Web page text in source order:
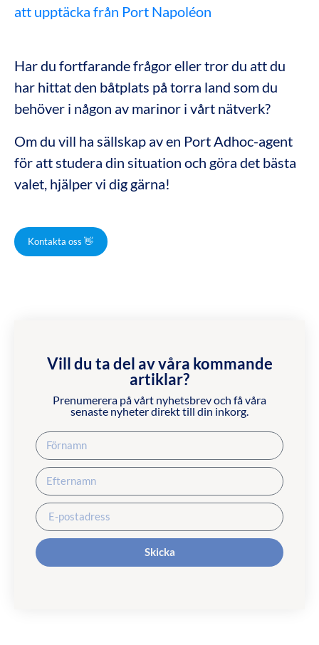
att upptäcka från Port Napoléon
Har du fortfarande frågor eller tror du att du
har hittat den båtplats på torra land som du
behöver i någon av marinor i vårt nätverk?
Om du vill ha sällskap av en Port Adhoc-agent
för att studera din situation och göra det bästa
valet, hjälper vi dig gärna!
Kontakta oss 👋
Vill du ta del av våra kommande
artiklar?
Prenumerera på vårt nyhetsbrev och få våra
senaste nyheter direkt till din inkorg.
Skicka